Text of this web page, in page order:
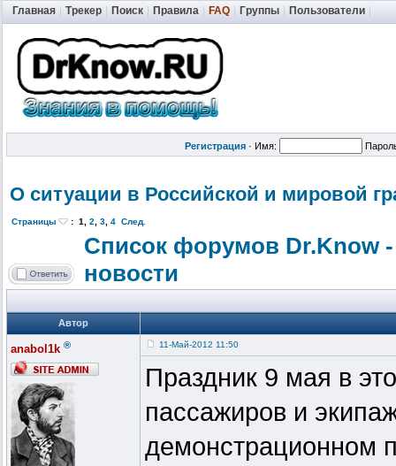
Главная Трекер Поиск Правила FAQ Группы Пользователи
Регистрация · Имя:
О ситуации в Российской и мировой
Страницы : 1, 2, 3, 4 След.
Список форумов Dr.Know
новости
Автор
anabol1k ® 11-Май-2012 11:50
Праздник 9 мая в
пассажиров и
демонстрационном